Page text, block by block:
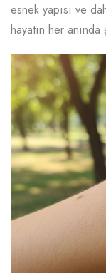
esnek yapısı ve
hayatın her anında